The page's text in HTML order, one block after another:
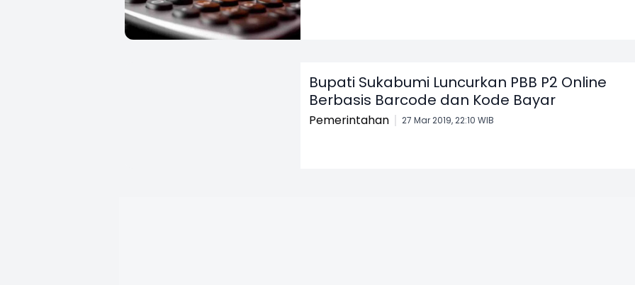
Bupati Sukabumi Luncurkan PBB P2 Online
Berbasis Barcode dan Kode Bayar
Pemerintahan 27 Mar 2019, 22:10 WIB